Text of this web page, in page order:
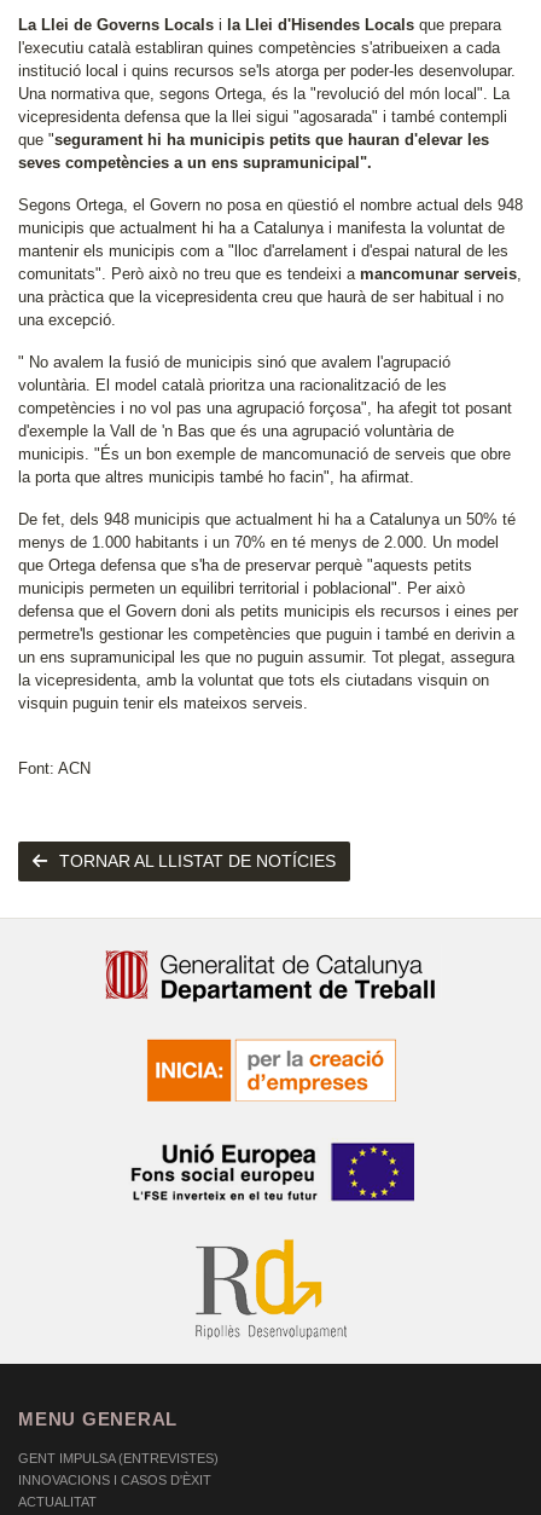
La Llei de Governs Locals i la Llei d'Hisendes Locals que prepara
l'executiu català establiran quines competències s'atribueixen a cada
institució local i quins recursos se'ls atorga per poder-les desenvolupar.
Una normativa que, segons Ortega, és la "revolució del món local". La
vicepresidenta defensa que la llei sigui "agosarada" i també contempli
que "segurament hi ha municipis petits que hauran d'elevar les
seves competències a un ens supramunicipal".
Segons Ortega, el Govern no posa en qüestió el nombre actual dels 948
municipis que actualment hi ha a Catalunya i manifesta la voluntat de
mantenir els municipis com a "lloc d'arrelament i d'espai natural de les
comunitats". Però això no treu que es tendeixi a mancomunar serveis,
una pràctica que la vicepresidenta creu que haurà de ser habitual i no
una excepció.
" No avalem la fusió de municipis sinó que avalem l'agrupació
voluntària. El model català prioritza una racionalització de les
competències i no vol pas una agrupació forçosa", ha afegit tot posant
d'exemple la Vall de 'n Bas que és una agrupació voluntària de
municipis. "És un bon exemple de mancomunació de serveis que obre
la porta que altres municipis també ho facin", ha afirmat.
De fet, dels 948 municipis que actualment hi ha a Catalunya un 50% té
menys de 1.000 habitants i un 70% en té menys de 2.000. Un model
que Ortega defensa que s'ha de preservar perquè "aquests petits
municipis permeten un equilibri territorial i poblacional". Per això
defensa que el Govern doni als petits municipis els recursos i eines per
permetre'ls gestionar les competències que puguin i també en derivin a
un ens supramunicipal les que no puguin assumir. Tot plegat, assegura
la vicepresidenta, amb la voluntat que tots els ciutadans visquin on
visquin puguin tenir els mateixos serveis.
Font: ACN
TORNAR AL LLISTAT DE NOTÍCIES
MENU GENERAL
GENT IMPULSA (ENTREVISTES)
INNOVACIONS I CASOS D'ÈXIT
ACTUALITAT